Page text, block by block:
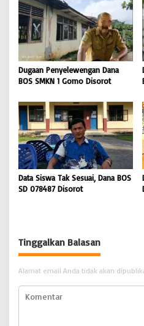
Dugaan Penyelewengan Dana
BOS SMKN 1 Gomo Disorot
Data Siswa Tak Sesuai, Dana BOS
SD 078487 Disorot
Tinggalkan Balasan
Alamat email Anda tidak akan